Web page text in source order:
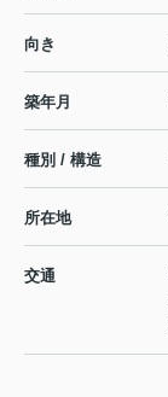
向き
築年月
種別 / 構造
所在地
交通